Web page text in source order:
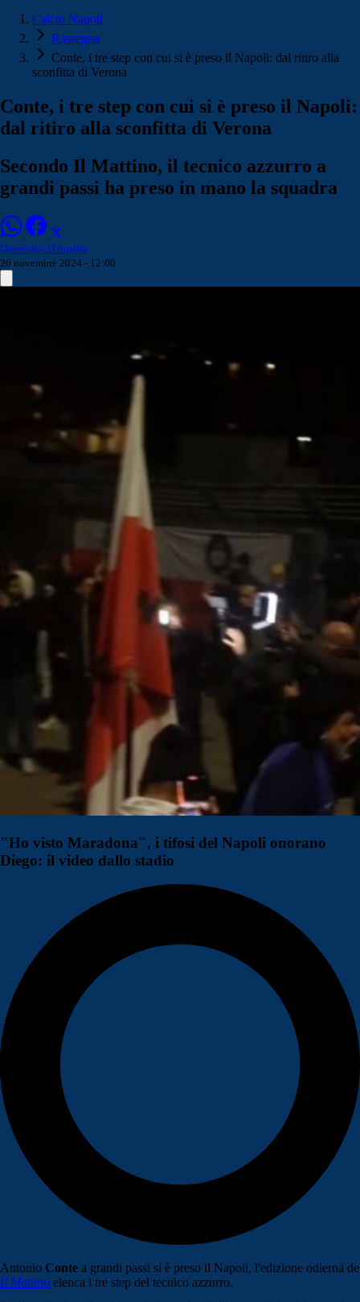
Calcio Napoli
Rassegna
Conte, i tre step con cui si è preso il Napoli: dal ritiro alla
sconfitta di Verona
Conte, i tre step con cui si è preso il Napoli:
dal ritiro alla sconfitta di Verona
Secondo Il Mattino, il tecnico azzurro a
grandi passi ha preso in mano la squadra
Domenico D'Ausilio
26 novembre 2024 - 12:00
"Ho visto Maradona", i tifosi del Napoli onorano
Diego: il video dallo stadio
Antonio Conte a grandi passi si è preso il Napoli, l'edizione odierna de
Il Mattino elenca i tre step del tecnico azzurro.